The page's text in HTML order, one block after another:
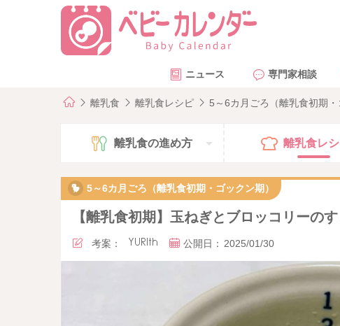
ニュース 専門家相談
離乳食 離乳食レシピ 5～6カ月ごろ（離乳食初期
離乳食の進め方 離乳食レ
5～6カ月ごろ（離乳食初期・ゴックン期）
【離乳食初期】玉ねぎとブロッコリーの
考案： YURIth 公開日： 2025/01/30